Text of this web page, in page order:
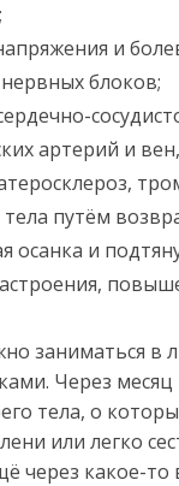
и
блоков;
артерий и
путём
осанка и
заниматься в
Через
тела, о
или легко
через какое-то